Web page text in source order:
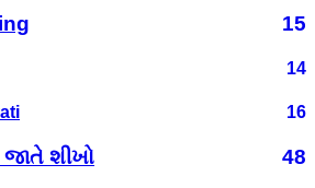
15
14
16
શીખો
48